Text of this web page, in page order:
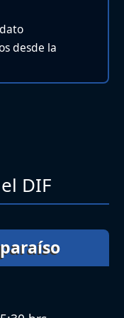
desde la
DIF